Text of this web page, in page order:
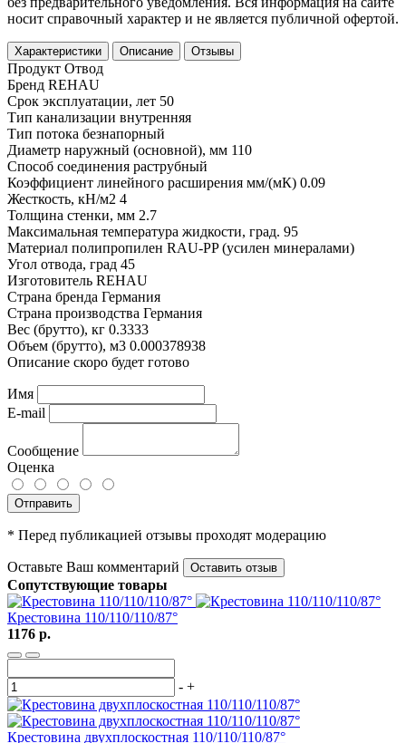
носит справочный характер и не является публичной офертой.
Характеристики Описание Отзывы
Продукт Отвод
Бренд REHAU
Срок эксплуатации, лет 50
Тип канализации внутренняя
Тип потока безнапорный
Диаметр наружный (основной), мм 110
Способ соединения раструбный
Коэффициент линейного расширения мм/(мК) 0.09
Жесткость, кН/м2 4
Толщина стенки, мм 2.7
Максимальная температура жидкости, град. 95
Материал полипропилен RAU-PP (усилен минералами)
Угол отвода, град 45
Изготовитель REHAU
Страна бренда Германия
Страна производства Германия
Вес (брутто), кг 0.3333
Объем (брутто), м3 0.000378938
Описание скоро будет готово
Имя
E-mail
Сообщение
Оценка
Отправить
* Перед публикацией отзывы проходят модерацию
Оставьте Ваш комментарий Оставить отзыв
Сопутствующие товары
Крестовина 110/110/110/87°
1176 р.
- +
Крестовина двухплоскостная 110/110/110/87°